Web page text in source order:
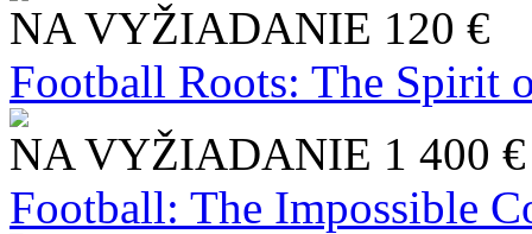
NA VYŽIADANIE 120 €
Football Roots: The Spirit
NA VYŽIADANIE 1 400 €
Football: The Impossible